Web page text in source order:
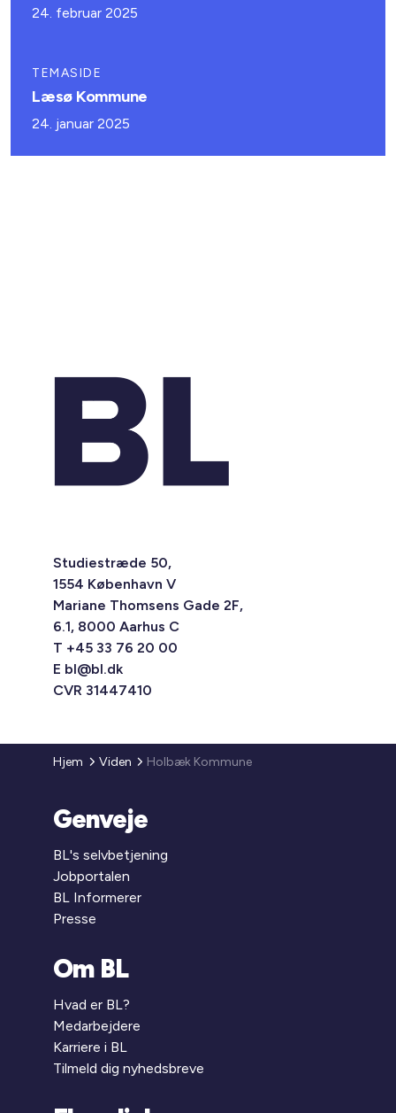
24. februar 2025
TEMASIDE
Læsø Kommune
24. januar 2025
Studiestræde 50,
1554 København V
Mariane Thomsens Gade 2F,
6.1, 8000 Aarhus C
T +45 33 76 20 00
E bl@bl.dk
CVR 31447410
Hjem Viden Holbæk Kommune
Genveje
BL's selvbetjening
Jobportalen
BL Informerer
Presse
Om BL
Hvad er BL?
Medarbejdere
Karriere i BL
Tilmeld dig nyhedsbreve